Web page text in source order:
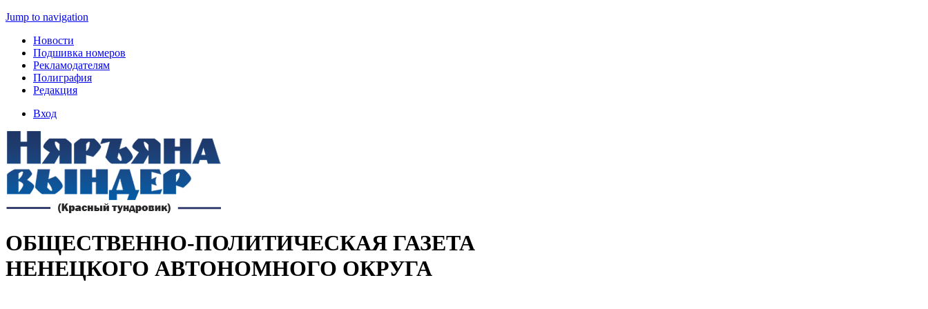
Jump to navigation
Новости
Подшивка номеров
Рекламодателям
Полиграфия
Редакция
Вход
ОБЩЕСТВЕННО-ПОЛИТИЧЕСКАЯ ГАЗЕТА
НЕНЕЦКОГО АВТОНОМНОГО ОКРУГА